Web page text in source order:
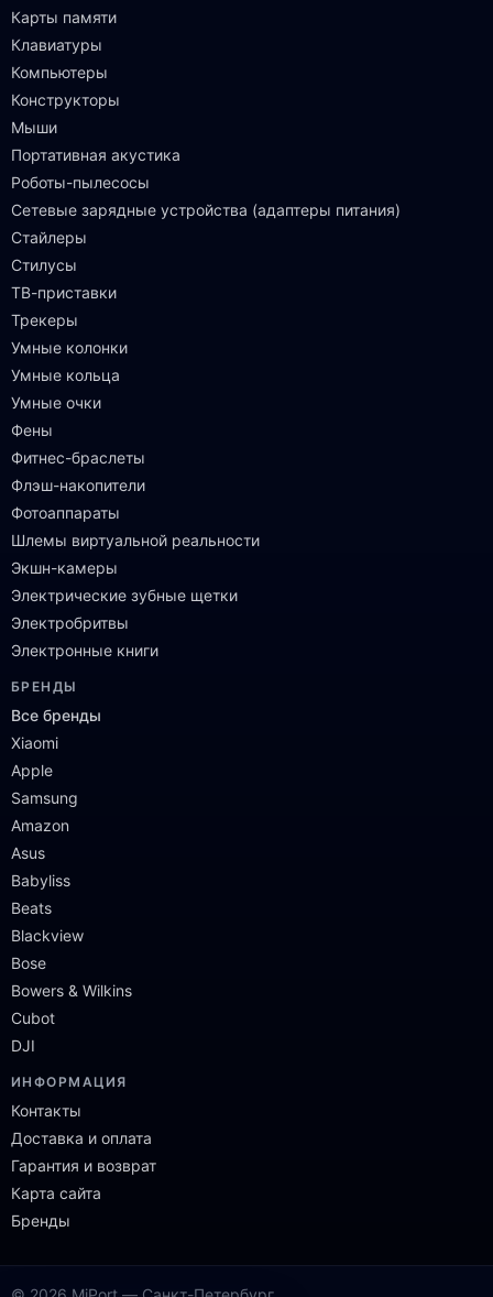
Карты памяти
Клавиатуры
Компьютеры
Конструкторы
Мыши
Портативная акустика
Роботы-пылесосы
Сетевые зарядные устройства (адаптеры питания)
Стайлеры
Стилусы
ТВ-приставки
Трекеры
Умные колонки
Умные кольца
Умные очки
Фены
Фитнес-браслеты
Флэш-накопители
Фотоаппараты
Шлемы виртуальной реальности
Экшн-камеры
Электрические зубные щетки
Электробритвы
Электронные книги
БРЕНДЫ
Все бренды
Xiaomi
Apple
Samsung
Amazon
Asus
Babyliss
Beats
Blackview
Bose
Bowers & Wilkins
Cubot
DJI
ИНФОРМАЦИЯ
Контакты
Доставка и оплата
Гарантия и возврат
Карта сайта
Бренды